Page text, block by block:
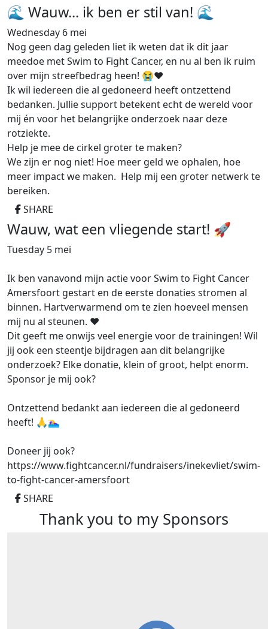
​🌊 Wauw... ik ben er stil van! 🌊
Wednesday 6 mei
​Nog geen dag geleden liet ik weten dat ik dit jaar
meedoe met Swim to Fight Cancer, en nu al ben ik ruim
over mijn streefbedrag heen! 😭❤️
​Ik wil iedereen die al gedoneerd heeft ontzettend
bedanken. Jullie support betekent echt de wereld voor
mij én voor het belangrijke onderzoek naar deze
rotziekte.
​Help je mee de cirkel groter te maken?
​We zijn er nog niet! Hoe meer geld we ophalen, hoe
meer impact we maken. Help mij een groter netwerk te
bereiken.
SHARE
Wauw, wat een vliegende start! 🚀
Tuesday 5 mei
Ik ben vanavond mijn actie voorSwim to Fight Cancer
Amersfoort gestart en de eerste donaties stromen al
binnen. Hartverwarmend om te zien hoeveel mensen
mij nu al steunen. ❤️
Dit geeft me onwijs veel energie voor de trainingen! Wil
jij ook een steentje bijdragen aan dit belangrijke
onderzoek? Elke donatie, klein of groot, helpt enorm.
Sponsor je mij ook?
Ontzettend bedankt aan iedereen die al gedoneerd
heeft! 🙏🏊‍♀️
Doneer jij ook?
https://www.fightcancer.nl/fundraisers/inekevliet/swim-
to-fight-cancer-amersfoort
SHARE
Thank you to my Sponsors